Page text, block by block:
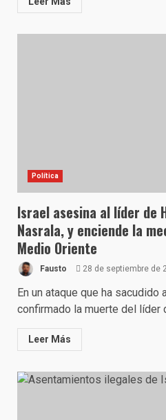
Política
Israel asesina al líder de
Nasrala, y enciende la
Medio Oriente
Fausto 28 de septiembre de
En un ataque que ha sacudido
confirmado la muerte del líder
Leer Más